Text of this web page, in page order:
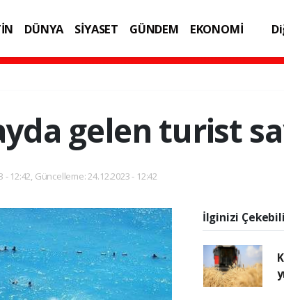
DÜNYA SİYASET GÜNDEM
EKONOMİ
gelen turist
- 12:42, Güncelleme: 24.12.2023 - 12:42
İlginizi